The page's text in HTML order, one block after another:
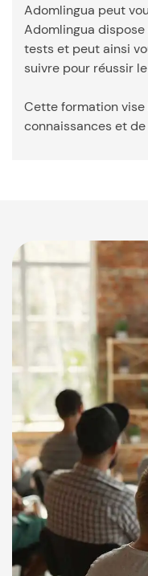
Adomlingua peut
Adomlingua
tests et peut ainsi
suivre pour réussir le
Cette formation vise
connaissances et